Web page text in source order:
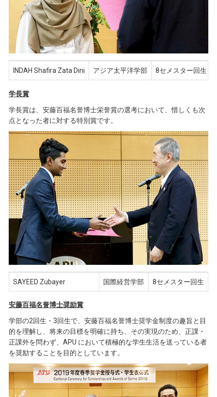
INDAH Shafira Zata Dini アジア太平洋学部 8セメスター回生
学長賞
学長賞は、安藤百福名誉博士栄誉賞の選考において、惜しくも次
点となった者に対する特別賞です。
SAYEED Zubayer 国際経営学部 8セメスター回生
安藤百福名誉博士奨励賞
学部の2回生・3回生で、安藤百福名誉博士奨学金制度の趣旨と目
的を理解し、将来の目標を明確に持ち、その実現のため、正課・
正課外を問わず、APU において積極的な学生生活を送っている者
を奨励することを目的としています。